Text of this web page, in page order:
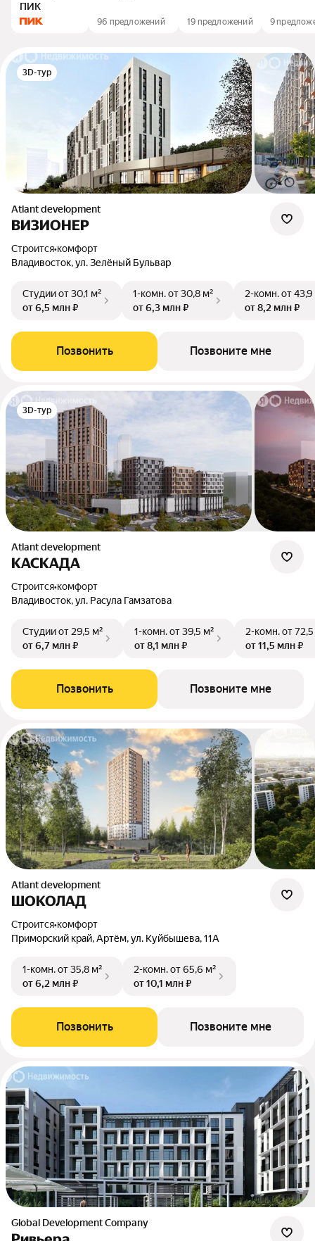
ПИК
96 предложений 19 предложений 9
3D-тур
Atlant development
ВИЗИОНЕР
Строится•комфорт
Владивосток, ул. Зелёный Бульвар
Студииот 30,1 м²
от 6,5 млн ₽
1-комн.от 30,8 м²
от 6,3 млн ₽
2-комн.от 43,9
от 8,2 млн ₽
Позвонить Позвоните мне
3D-тур
Atlant development
КАСКАДА
Строится•комфорт
Владивосток, ул. Расула Гамзатова
Студииот 29,5 м²
от 6,7 млн ₽
1-комн.от 39,5 м²
от 8,1 млн ₽
2-комн.от
от 11,5 млн ₽
Позвонить Позвоните мне
Atlant development
ШОКОЛАД
Строится•комфорт
Приморский край, Артём, ул. Куйбышева, 11А
1-комн.от 35,8 м²
от 6,2 млн ₽
2-комн.от 65,6 м²
от 10,1 млн ₽
Позвонить Позвоните мне
Global Development Company